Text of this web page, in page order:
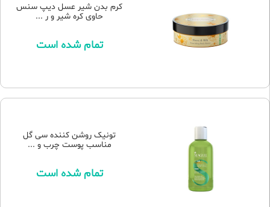
کرم بدن شیر عسل دیپ سنس
حاوی کره شیر و ر ...
تمام شده است
تونیک روشن کننده سی گل
مناسب پوست چرب و ...
تمام شده است